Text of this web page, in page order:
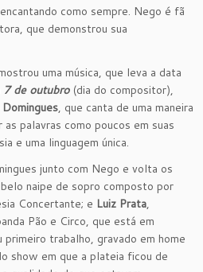
como sempre. Nego é fã
que demonstrou sua
uma música, que leva a data
7 de outubro(dia do compositor),
Domingues, que canta de uma maneira
palavras como poucos em suas
e uma linguagem única.
junto com Nego e volta os
naipe de sopro composto por
Concertante; e Luiz Prata,
Pão e Circo, que está em
trabalho, gravado em home
show em que a plateia ficou de